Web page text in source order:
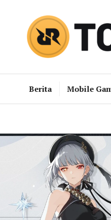
Berita Mobile